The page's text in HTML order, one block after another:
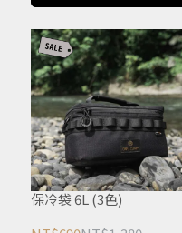
保冷袋 6L (3色)